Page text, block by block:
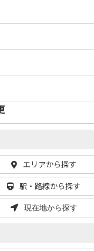
エリアから探す
駅・路線から探す
現在地から探す